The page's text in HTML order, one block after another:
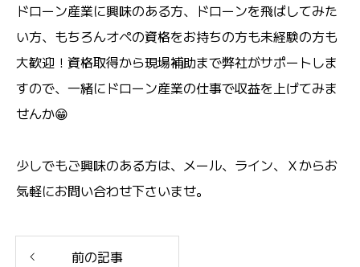
ドローン産業に興味のある方、ドローンを飛ばしてみた
い方、もちろんオペの資格をお持ちの方も未経験の方も
大歓迎！資格取得から現場補助まで弊社がサポートしま
すので、一緒にドローン産業の仕事で収益を上げてみま
せんか😁
少しでもご興味のある方は、メール、ライン、Ｘからお
気軽にお問い合わせ下さいませ。
前の記事